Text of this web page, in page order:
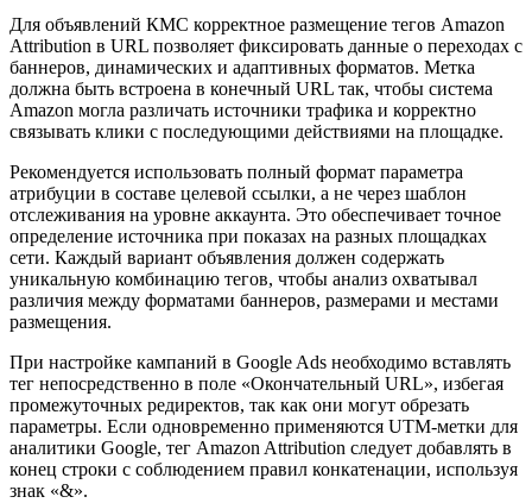
Для объявлений КМС корректное размещение тегов Amazon
Attribution в URL позволяет фиксировать данные о переходах с
баннеров, динамических и адаптивных форматов. Метка
должна быть встроена в конечный URL так, чтобы система
Amazon могла различать источники трафика и корректно
связывать клики с последующими действиями на площадке.
Рекомендуется использовать полный формат параметра
атрибуции в составе целевой ссылки, а не через шаблон
отслеживания на уровне аккаунта. Это обеспечивает точное
определение источника при показах на разных площадках
сети. Каждый вариант объявления должен содержать
уникальную комбинацию тегов, чтобы анализ охватывал
различия между форматами баннеров, размерами и местами
размещения.
При настройке кампаний в Google Ads необходимо вставлять
тег непосредственно в поле «Окончательный URL», избегая
промежуточных редиректов, так как они могут обрезать
параметры. Если одновременно применяются UTM-метки для
аналитики Google, тег Amazon Attribution следует добавлять в
конец строки с соблюдением правил конкатенации, используя
знак «&».